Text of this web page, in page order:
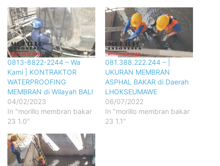
0813-8822-2244 – Wa
Kami | KONTRAKTOR
WATERPROOFING
MEMBRAN di Wilayah BALI
04/02/2023
In "morillo membran bakar
23 1.0"
081.388.222.244 – |
UKURAN MEMBRAN
ASPHAL BAKAR di Daerah
LHOKSEUMAWE
06/07/2022
In "morillo membran bakar
23 1.1"